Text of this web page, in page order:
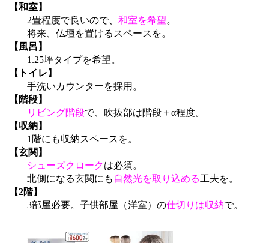
【和室】
2畳程度で良いので、 和室を希望。
将来、仏壇を置けるスペースを。
【風呂】
1.25坪タイプを希望。
【トイレ】
手洗いカウンターを採用。
【階段】
リビング階段で、吹抜部は階段＋α程度。
【収納】
1階にも収納スペースを。
【玄関】
シューズクロークは必須。
北側になる玄関にも 自然光を取り込める工夫を。
【2階】
3部屋必要。子供部屋（洋室）の仕切りは収納で。